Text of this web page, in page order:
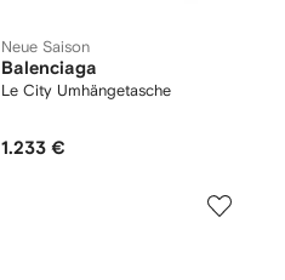
Neue Saison
Balenciaga
Le City Umhängetasche
1.233 €